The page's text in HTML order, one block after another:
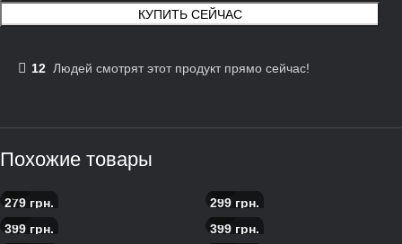
КУПИТЬ СЕЙЧАС
12 Людей смотрят этот продукт прямо сейчас!
Похожие товары
Пицца 4 сыра
279 грн.
Пицца с курицей и ананасом
299 грн.
399 грн.
399 грн.